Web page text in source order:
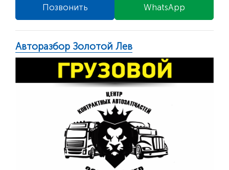
WhatsApp
Позвонить
Авторазбор Золотой Лев